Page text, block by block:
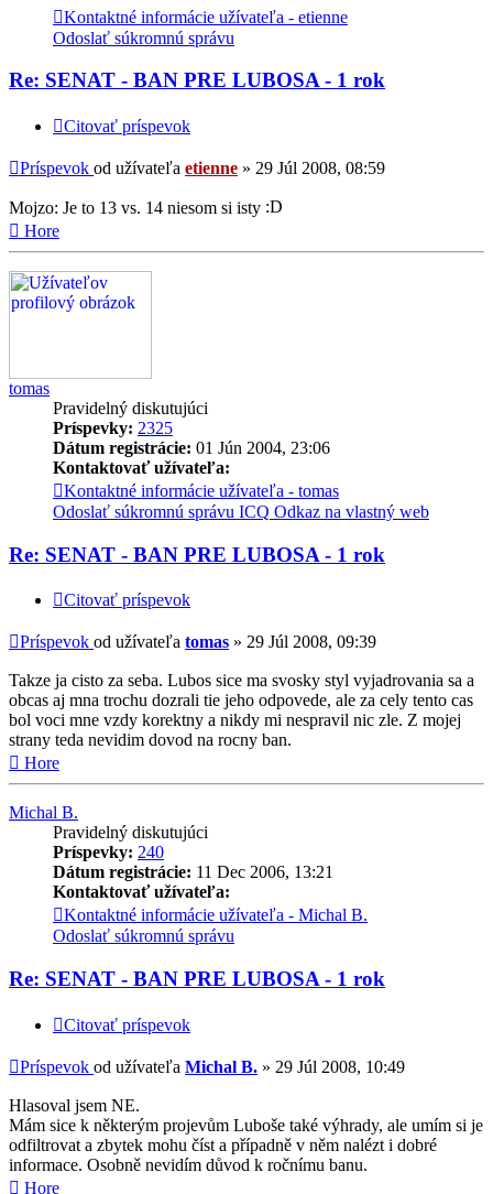
Kontaktné informácie užívateľa - etienne
Odoslať súkromnú správu
Re: SENAT - BAN PRE LUBOSA - 1 rok
Citovať príspevok
Príspevok od užívateľa etienne » 29 Júl 2008, 08:59
Mojzo: Je to 13 vs. 14 niesom si isty
Hore
tomas
Pravidelný diskutujúci
Príspevky: 2325
Dátum registrácie: 01 Jún 2004, 23:06
Kontaktovať užívateľa:
Kontaktné informácie užívateľa - tomas
Odoslať súkromnú správu ICQ Odkaz na vlastný web
Re: SENAT - BAN PRE LUBOSA - 1 rok
Citovať príspevok
Príspevok od užívateľa tomas » 29 Júl 2008, 09:39
Takze ja cisto za seba. Lubos sice ma svosky styl vyjadrovania sa a
obcas aj mna trochu dozrali tie jeho odpovede, ale za cely tento cas
bol voci mne vzdy korektny a nikdy mi nespravil nic zle. Z mojej
strany teda nevidim dovod na rocny ban.
Hore
Michal B.
Pravidelný diskutujúci
Príspevky: 240
Dátum registrácie: 11 Dec 2006, 13:21
Kontaktovať užívateľa:
Kontaktné informácie užívateľa - Michal B.
Odoslať súkromnú správu
Re: SENAT - BAN PRE LUBOSA - 1 rok
Citovať príspevok
Príspevok od užívateľa Michal B. » 29 Júl 2008, 10:49
Hlasoval jsem NE.
Mám sice k některým projevům Luboše také výhrady, ale umím si je
odfiltrovat a zbytek mohu číst a případně v něm nalézt i dobré
informace. Osobně nevidím důvod k ročnímu banu.
Hore